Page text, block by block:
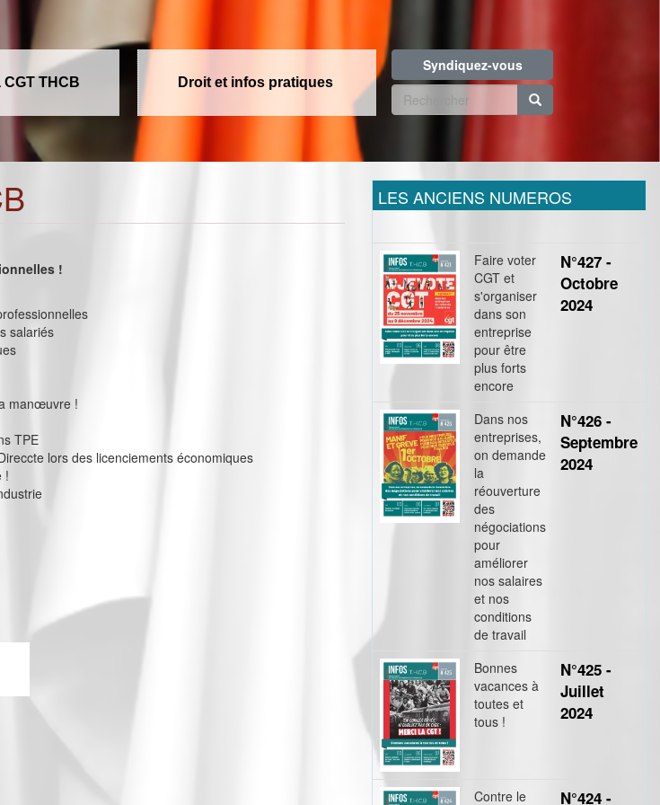
CGT THCB Droit et infos pratiques
Syndiquez-vous
Formulaire
recherche
!
salariés
manœuvre !
TPE
lors des licenciements économiques
!
LES ANCIENS NUMEROS
Faire voter
CGT et
s'organiser
dans son
entreprise
pour être
plus forts
encore
N°427 -
Octobre
2024
Dans nos
entreprises,
on demande
la
réouverture
des
négociations
pour
améliorer
nos salaires
et nos
conditions
de travail
N°426 -
Septembre
2024
Bonnes
vacances à
toutes et
tous !
N°425 -
Juillet
2024
Contre le N°424 -